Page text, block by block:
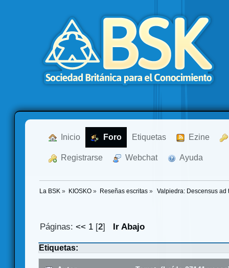
Inicio Foro Etiquetas Ezine
Registrarse Webchat Ayuda
La BSK » KIOSKO» Reseñas escritas» Valpiedra: Descensus
Páginas:<< 1 [2] Ir Abajo
Etiquetas: